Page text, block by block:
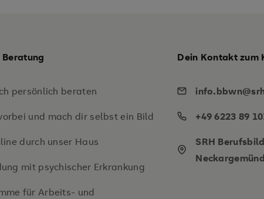
persönlich beraten
und mach dir selbst ein Bild
durch unser Haus
mit psychischer Erkrankung
für Arbeits- und
Dein Kontakt zum
+49 6223 89
SRH
Neckargemünd